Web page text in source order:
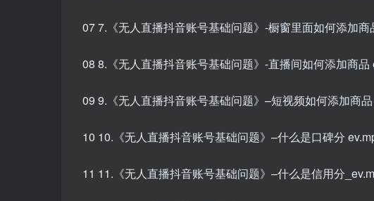
07 7.《无人直播抖音账号基础问题》-橱窗里面如何添加商
08 8.《无人直播抖音账号基础问题》-直播间如何添加商品
09 9.《无人直播抖音账号基础问题》–短视频如何添加商
10 10.《无人直播抖音账号基础问题》–什么是口碑分
11 11.《无人直播抖音账号基础问题》–什么是信用分